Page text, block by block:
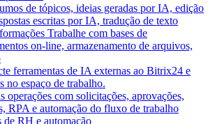
de tópicos, ideias geradas por IA, edição
escritas por IA, tradução de texto
Trabalhe com bases de
on-line, armazenamento de arquivos,
ferramentas de IA externas ao Bitrix24 e
no espaço de trabalho.
operações com solicitações, aprovações,
RPA e automação do fluxo de trabalho
de RH e automação